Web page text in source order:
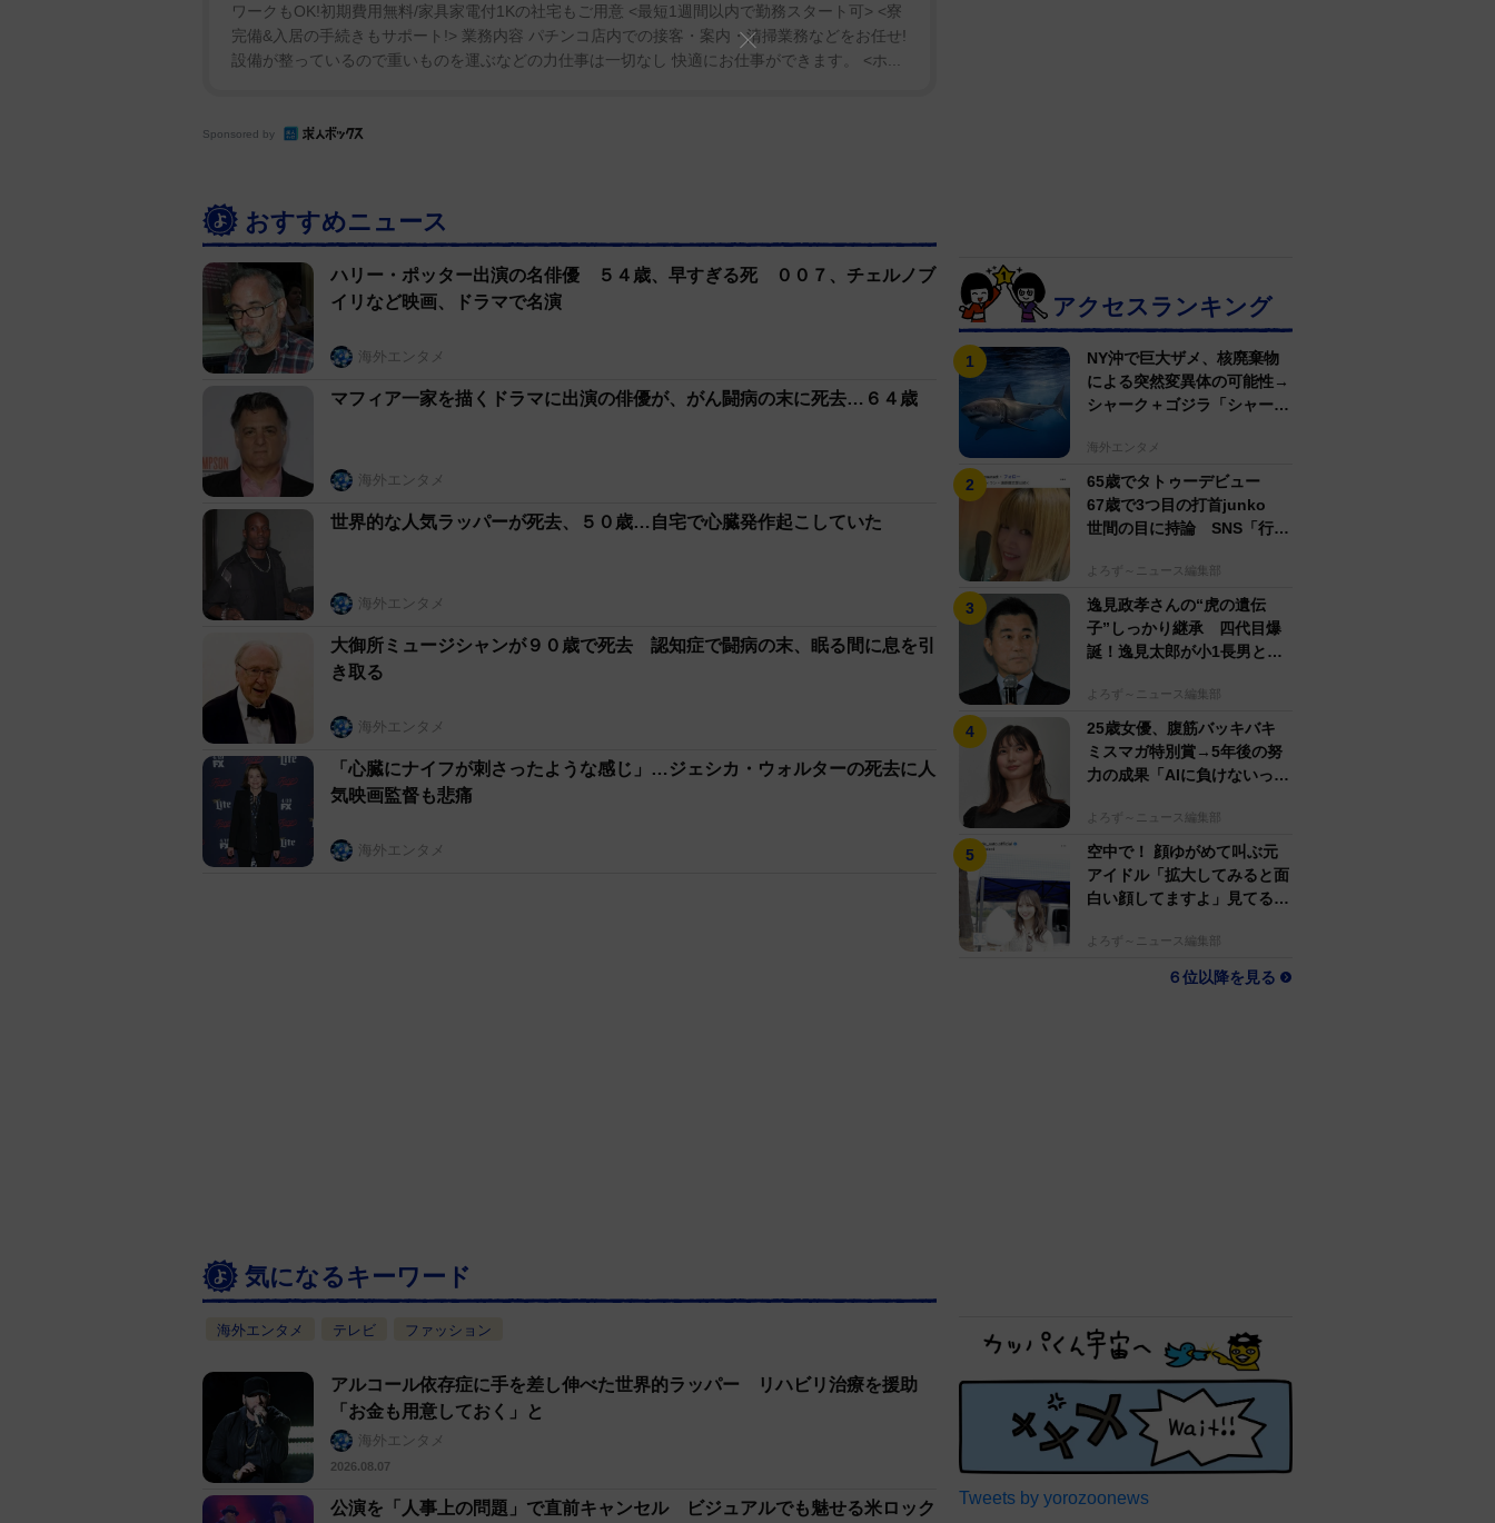
ワークもOK!初期費用無料/家具家電付1Kの社宅もご用意 <最短1週間以内で勤務スタート可> <寮
完備&入居の手続きもサポート!> 業務内容 パチンコ店内での接客・案内・清掃業務などをお任せ!
設備が整っているので重いものを運ぶなどの力仕事は一切なし 快適にお仕事ができます。 <ホ...
Sponsored by
おすすめニュース
ハリー・ポッター出演の名俳優 ５４歳、早すぎる死 ００７、チェルノブ
イリなど映画、ドラマで名演
海外エンタメ
マフィア一家を描くドラマに出演の俳優が、がん闘病の末に死去…６４歳
海外エンタメ
世界的な人気ラッパーが死去、５０歳…自宅で心臓発作起こしていた
海外エンタメ
大御所ミュージシャンが９０歳で死去 認知症で闘病の末、眠る間に息を引
き取る
海外エンタメ
「心臓にナイフが刺さったような感じ」…ジェシカ・ウォルターの死去に人
気映画監督も悲痛
海外エンタメ
気になるキーワード
海外エンタメ テレビ ファッション
アルコール依存症に手を差し伸べた世界的ラッパー リハビリ治療を援助
「お金も用意しておく」と
海外エンタメ
2026.08.07
公演を「人事上の問題」で直前キャンセル ビジュアルでも魅せる米ロック
アクセスランキング
NY沖で巨大ザメ、核廃棄物
による突然変異体の可能性→
シャーク＋ゴジラ「シャーク
海外エンタメ
65歳でタトゥーデビュー
67歳で3つ目の打首junko
世間の目に持論 SNS「行動
よろず～ニュース編集部
逸見政孝さんの“虎の遺伝
子”しっかり継承 四代目爆
誕！逸見太郎が小1長男とと
よろず～ニュース編集部
25歳女優、腹筋バッキバキ
ミスマガ特別賞→5年後の努
力の成果「AIに負けないっ」
よろず～ニュース編集部
空中で！ 顔ゆがめて叫ぶ元
アイドル「拡大してみると面
白い顔してますよ」見てるだ
よろず～ニュース編集部
６位以降を見る
Tweets by yorozoonews